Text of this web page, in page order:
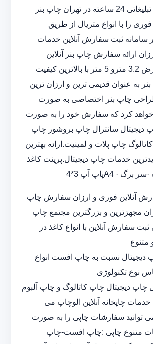
چاپ بنر تسلیت بنر تبلیغاتی 24 ساعته در تهران چاپ بنر
را با انواع متریال از طریق
ثبت سفارش آنلاین خدمات
ارائه سفارش چاپ بنر آنلاین
درایران.چاپ بنر عرض 3.2 مترو 5 متر با بالاترین کیفیت
به عنوان قدیمی ترین و ارزان ترین
چاپ بنر اختصاصی به صورت
خواهد کرد که سفارش خود را به صورت
دیجیتال سانترال چاپ بروشور چاپ
چاپ پلات و لمینیت.ارائه بهترین
خدمات چاپ دیجیتال.پرینت کاغذ
آنلاین فوری و ارزان سفارش چاپ
مجهزترین و بزرگترین مجتمع چاپ
سفارش آنلاین با انواع کاغذ در
نسبت به چاپ افست انواع
نوع تکنولوژی
چاپ دیجیتال چاپ کاتالوگ و چاپ آلبوم
چاپخانه آنلاین الوچاپ می
توانید سفارشات چاپی را به صورت
متنوع چاپی :چاپ افست-چاپ